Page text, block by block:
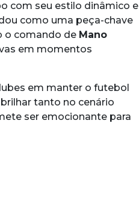
com seu estilo dinâmico e
como uma peça-chave
o comando de Mano
em momentos
em manter o futebol
tanto no cenário
ser emocionante para